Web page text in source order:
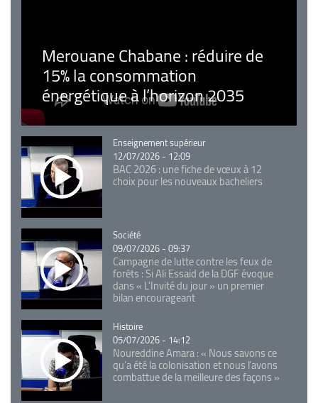
Merouane Chabane : réduire de
15% la consommation
énergétique à l’horizon 2035
Catégorie
Enseignement supérieur
12/07/2026 - 12:09
BAC 2026 : une fiche de vœux à 12
choix pour les nouveaux bacheliers
Catégorie
Société
09/07/2026 - 09:37
Campagne de lutte contre les feux de
forêts : Si Ali Essaid de la DGF évoque
dans « L'Invité du jour » un premier
bilan encourageant
Catégorie
Histoire
05/07/2026 - 14:12
Noureddine Amara : « Nous savons ce
qu’a été la colonisation et nous l’avons
combattue de la meilleure des façons »